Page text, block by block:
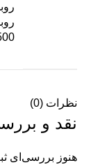
4500 روباکس,
نظرات (0)
نقد و
هنوز بررسی‌ای